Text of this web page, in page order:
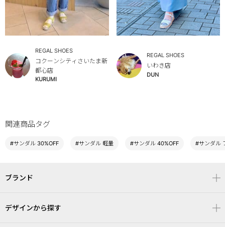
REGAL SHOES
コクーンシティさいたま新
都心店
KURUMI
REGAL SHOES
いわき店
DUN
関連商品タグ
#サンダル 30%OFF #サンダル 軽量 #サンダル 40%OFF #サンダル
ブランド
デザインから探す